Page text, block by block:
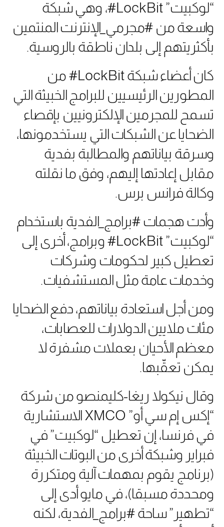
“لوكبيت” LockBit#، وهي شبكة
واسعة من #مجرمي_الإنترنت المنتمين
بأكثريتهم إلى بلدان ناطقة بالروسية.
كان أعضاء شبكة LockBit# من
المطورين الرئيسيين للبرامج الخبيثة التي
تسمح للمجرمين الإلكترونيين بإقصاء
الضحايا عن الشبكات التي يستخدمونها،
وسرقة بياناتهم والمطالبة بفدية
مقابل إعادتها إليهم، وفق ما نقلته
وكالة فرانس برس.
وأدت هجمات #برامج_الفدية باستخدام
“لوكبيت” LockBit# وبرامج، أخرى إلى
تعطيل كبير لحكومات وشركات
وخدمات عامة مثل المستشفيات.
ومن أجل استعادة بياناتهم، دفع الضحايا
مئات ملايين الدولارات للعصابات،
معظم الأحيان بعملات مشفرة لا
يمكن تعقّبها.
وقال نيكولا ريغا-كليمنصو من شركة
“إكس إم سي أو” XMCO الاستشارية
في فرنسا، إن تعطيل “لوكبيت” في
فبراير وشبكة أخرى من البوتات الخبيثة
(برنامج يقوم بمهمات آلية ومتكررة
ومحددة مسبقا)، في مايو أدى إلى
“تطهير” ساحة #برامج_الفدية، لكنه